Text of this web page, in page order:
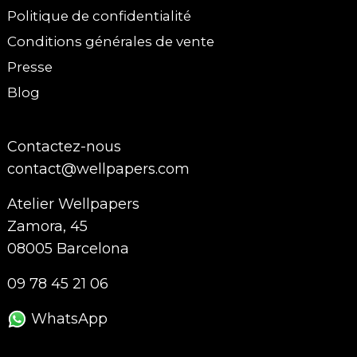
Politique de confidentialité
Conditions générales de vente
Presse
Blog
Contactez-nous
contact@wellpapers.com
Atelier Wellpapers
Zamora, 45
08005 Barcelona
09 78 45 21 06
WhatsApp